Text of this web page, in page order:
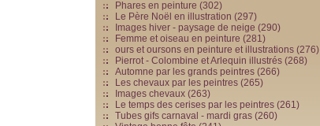
Phares en peinture (302)
Le Père Noël en illustration (297)
Images hiver - paysage de neige (290)
Femme et oiseau en peinture (281)
ours et oursons en peinture et illustrations (276)
Pierrot - Colombine et Arlequin illustrés (268)
Automne par les grands peintres (266)
Les chevaux par les peintres (265)
Images chevaux (263)
Le temps des cerises par les peintres (261)
Tubes gifs carnaval - mardi gras (260)